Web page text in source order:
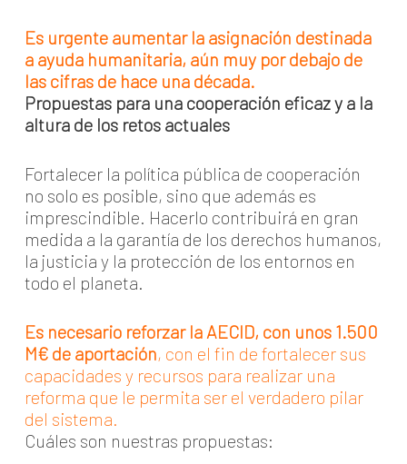
Es urgente aumentar la asignación destinada
a ayuda humanitaria, aún muy por debajo de
las cifras de hace una década.
Propuestas para una cooperación eficaz y a la
altura de los retos actuales
Fortalecer la política pública de cooperación
no solo es posible, sino que además es
imprescindible. Hacerlo contribuirá en gran
medida a la garantía de los derechos humanos,
la justicia y la protección de los entornos en
todo el planeta.
Es necesario reforzar la AECID, con unos 1.500
M€ de aportación, con el fin de fortalecer sus
capacidades y recursos para realizar una
reforma que le permita ser el verdadero pilar
del sistema.
Cuáles son nuestras propuestas: